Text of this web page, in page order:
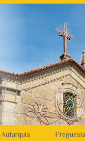
Autarquia Freguesia